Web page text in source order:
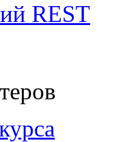
REST